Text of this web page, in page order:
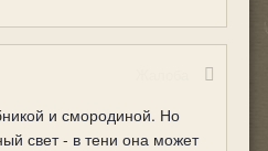
и смородиной. Но
свет - в тени она может